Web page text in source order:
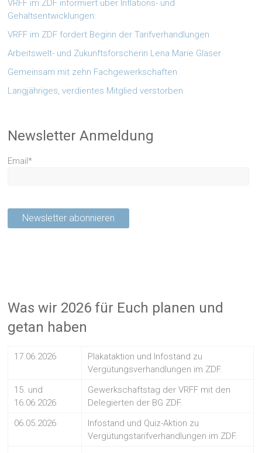
VRFF im ZDF informiert über Inflations- und
Gehaltsentwicklungen:
VRFF im ZDF fordert Beginn der Tarifverhandlungen
Arbeitswelt- und Zukunftsforscherin Lena Marie Glaser
Gemeinsam mit zehn Fachgewerkschaften
Langjähriges, verdientes Mitglied verstorben
Newsletter Anmeldung
Email*
Was wir 2026 für Euch planen und
getan haben
17.06.2026
Plakataktion und Infostand zu
Vergütungsverhandlungen im ZDF.
15. und
16.06.2026
Gewerkschaftstag der VRFF mit den
Delegierten der BG ZDF.
06.05.2026
Infostand und Quiz-Aktion zu
Vergütungstarifverhandlungen im ZDF.